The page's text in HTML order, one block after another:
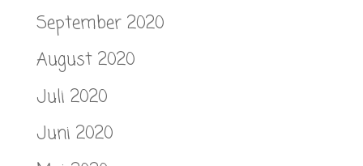
September 2020
August 2020
Juli 2020
Juni 2020